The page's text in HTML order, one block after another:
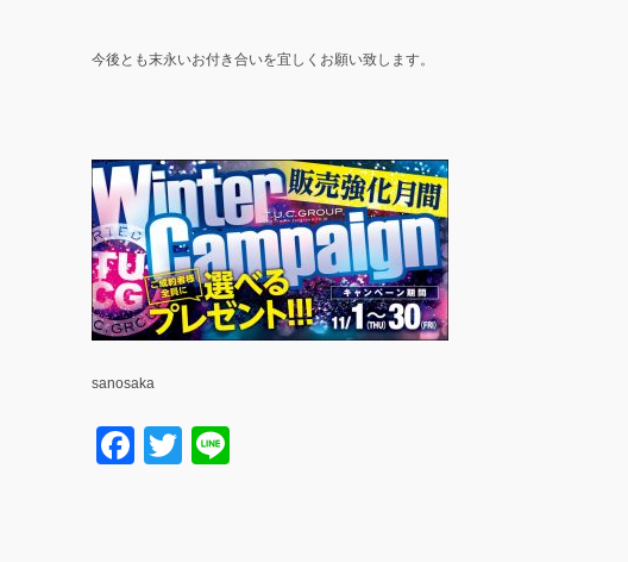
今後とも末永いお付き合いを宜しくお願い致します。
sanosaka
Facebook
Twitter